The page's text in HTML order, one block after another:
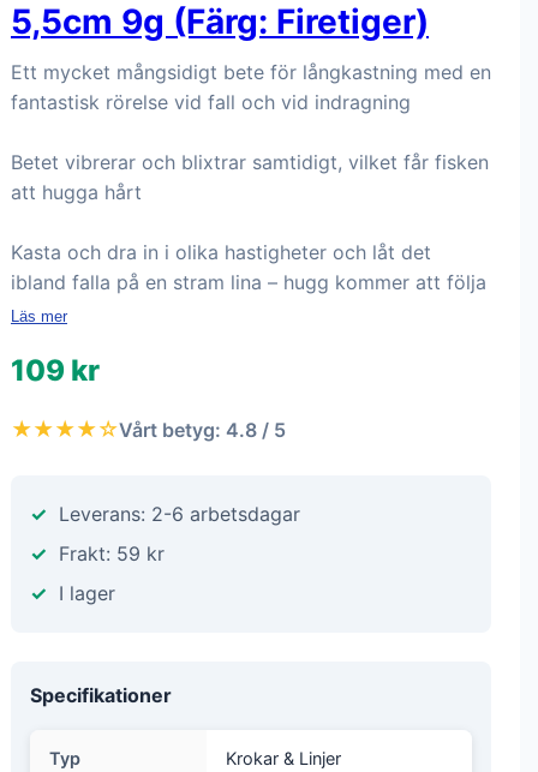
5,5cm 9g (Färg: Firetiger)
Ett mycket mångsidigt bete för långkastning med en
fantastisk rörelse vid fall och vid indragning
Betet vibrerar och blixtrar samtidigt, vilket får fisken
att hugga hårt
Kasta och dra in i olika hastigheter och låt det
ibland falla på en stram lina – hugg kommer att följa
Läs mer
109 kr
★★★★☆Vårt betyg: 4.8 / 5
Leverans: 2-6 arbetsdagar
Frakt: 59 kr
I lager
Specifikationer
Typ Krokar & Linjer